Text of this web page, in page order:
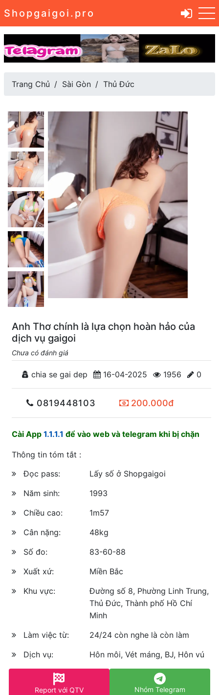
Shopgaigoi.pro
Trang Chủ Sài Gòn Thủ Đức
Anh Thơ chính là lựa chọn hoàn hảo của
dịch vụ gaigoi
Chưa có đánh giá
chia se gai dep 16-04-2025 1956 0
0819448103 200.000đ
Cài App 1.1.1.1 để vào web và telegram khi bị chặn
Thông tin tóm tắt :
Đọc pass:
Lấy số ở Shopgaigoi
Năm sinh:
1993
Chiều cao:
1m57
Cân nặng:
48kg
Số đo:
83-60-88
Xuất xứ:
Miền Bắc
Khu vực:
Đường số 8, Phường Linh Trung,
Thủ Đức, Thành phố Hồ Chí
Minh
Làm việc từ:
24/24 còn nghe là còn làm
Dịch vụ:
Hôn môi, Vét máng, BJ, Hôn vú
Report với QTV Nhóm Telegram